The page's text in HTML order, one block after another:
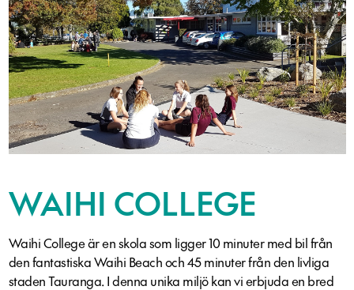
ditt
utbyte
Bli
värdfamilj
WAIHI COLLEGE
Waihi College är en skola som ligger 10 minuter med bil från
den fantastiska Waihi Beach och 45 minuter från den livliga
staden Tauranga. I denna unika miljö kan vi erbjuda en bred